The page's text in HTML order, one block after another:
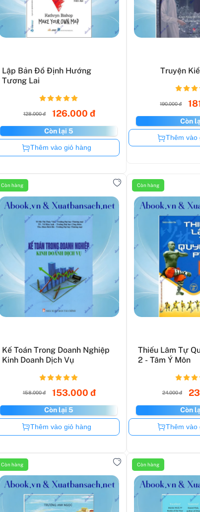
Lập Bản Đồ Định Hướng
Tương Lai
128.000 đ 126.000 đ
Còn lại 5
Còn hàng
Thêm vào giỏ hàng
Truyện
190.000 đ
Còn
Còn
Thêm vào
Còn hàng
Kế Toán Trong Doanh Nghiệp
Kinh Doanh Dịch Vụ
158.000 đ 153.000 đ
Còn lại 5
Còn hàng
Thêm vào giỏ hàng
Còn hàng
Thiếu Lâm Tự
2 - Tâm Ý Môn
24.000 đ
Còn
Còn
Thêm vào
Còn hàng Còn hàng